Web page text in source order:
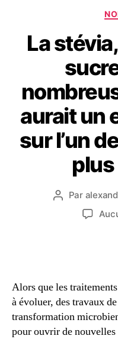
La
aurait un
sur l’un
Par
Alors que les
à évoluer, des travaux
transformation
pour ouvrir de